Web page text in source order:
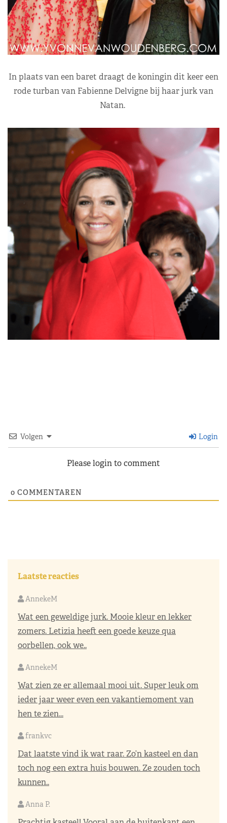
In plaats van een baret draagt de koningin dit keer een
rode turban van Fabienne Delvigne bij haar jurk van
Natan.
Volgen Login
Please login to comment
0 COMMENTAREN
Laatste reacties
AnnekeM
Wat een geweldige jurk. Mooie kleur en lekker
zomers. Letizia heeft een goede keuze qua
oorbellen, ook we..
AnnekeM
Wat zien ze er allemaal mooi uit. Super leuk om
ieder jaar weer even een vakantiemoment van
hen te zien...
frankvc
Dat laatste vind ik wat raar. Zo’n kasteel en dan
toch nog een extra huis bouwen. Ze zouden toch
kunnen..
Anna P.